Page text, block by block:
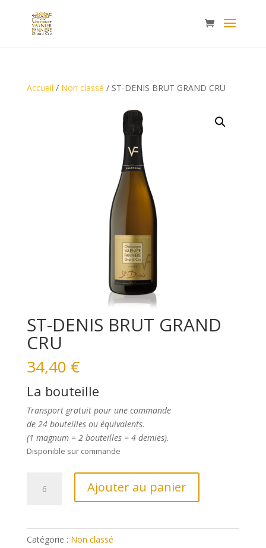
Accueil / Non classé / ST-DENIS BRUT GRAND CRU
ST-DENIS BRUT GRAND
CRU
34,40 €
La bouteille
Transport gratuit pour une commande
de 24 bouteilles ou équivalents.
(1 magnum = 2 bouteilles = 4 demies).
Disponible sur commande
BRUT
Ajouter au panier
Catégorie : Non classé